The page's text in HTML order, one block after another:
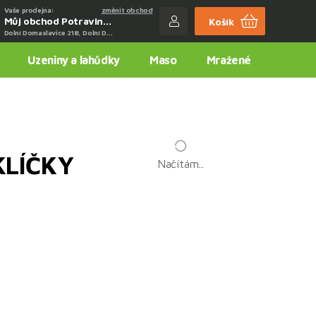
Vaše prodejna: změnit obchod
Můj obchod Potraviny Adámek Košík
Uzeniny a lahůdky Maso Mražené
Načítám...